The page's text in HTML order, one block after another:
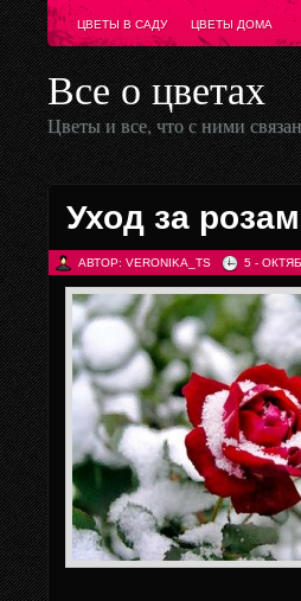
ЦВЕТЫ В САДУ ЦВЕТЫ ДОМА
Все о цветах
Цветы и все, что с ними
Уход за
АВТОР: VERONIKA_TS 5 -